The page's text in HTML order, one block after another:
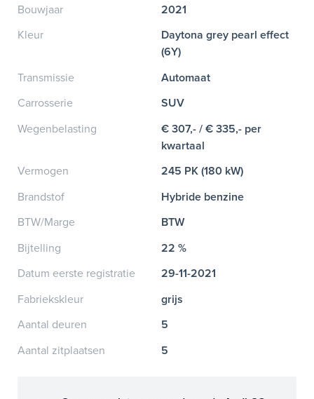
Bouwjaar
2021
Kleur
Daytona grey pearl effect
(6Y)
Transmissie
Automaat
Carrosserie
SUV
Wegenbelasting
€ 307,- / € 335,- per
kwartaal
Vermogen
245 PK (180 kW)
Brandstof
Hybride benzine
BTW/Marge
BTW
Bijtelling
22 %
Datum eerste registratie
29-11-2021
Fabriekskleur
grijs
Aantal deuren
5
Aantal zitplaatsen
5